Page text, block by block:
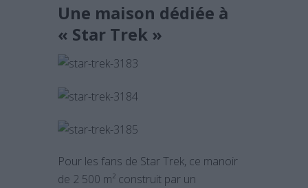
Une maison dédiée à
« Star Trek »
Pour les fans de Star Trek, ce manoir
de 2 500 m² construit par un